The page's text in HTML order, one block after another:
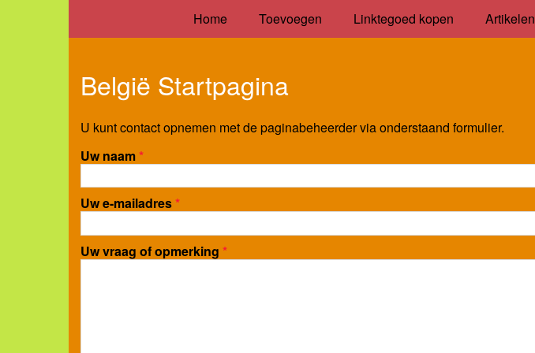
Home Toevoegen Linktegoed kopen Artikelen
België Startpagina
U kunt contact opnemen met de paginabeheerder via onderstaand formulier.
Uw naam*
Uw e-mailadres*
Uw vraag of opmerking *